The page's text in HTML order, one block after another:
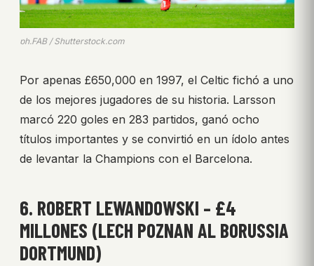
ph.FAB / Shutterstock.com
Por apenas £650,000 en 1997, el Celtic fichó a uno
de los mejores jugadores de su historia. Larsson
marcó 220 goles en 283 partidos, ganó ocho
títulos importantes y se convirtió en un ídolo antes
de levantar la Champions con el Barcelona.
6. ROBERT LEWANDOWSKI – £4
MILLONES (LECH POZNAN AL BORUSSIA
DORTMUND)